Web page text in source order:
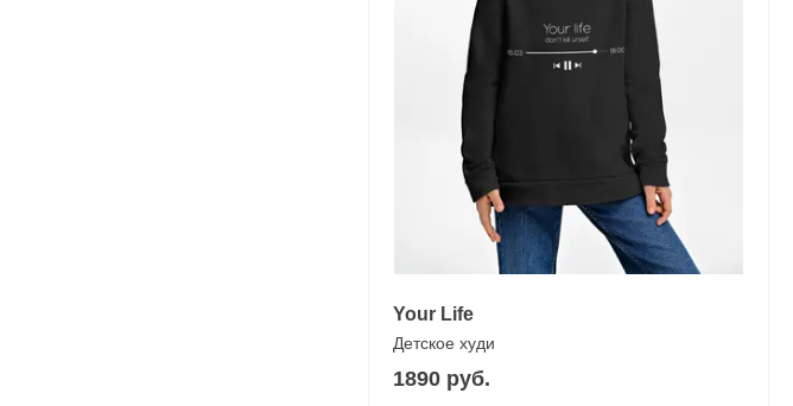
Your Life
Детское худи
1890 руб.